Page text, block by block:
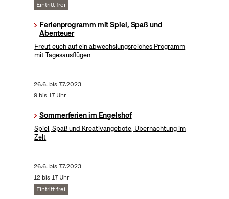
Eintritt frei
Ferienprogramm mit Spiel, Spaß und
Abenteuer
Freut euch auf ein abwechslungsreiches Programm
mit Tagesausflügen
26.6. bis7.7.2023
9 bis 17 Uhr
Sommerferien im Engelshof
Spiel, Spaß und Kreativangebote, Übernachtung im
Zelt
26.6. bis7.7.2023
12 bis 17 Uhr
Eintritt frei